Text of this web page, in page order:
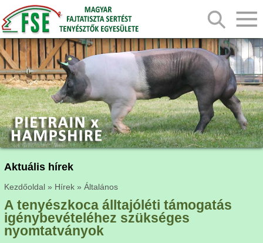
Aktuális hírek
Kezdőoldal » Hírek» Általános
A tenyészkoca álltajóléti támogatás
igénybevételéhez szükséges
nyomtatványok